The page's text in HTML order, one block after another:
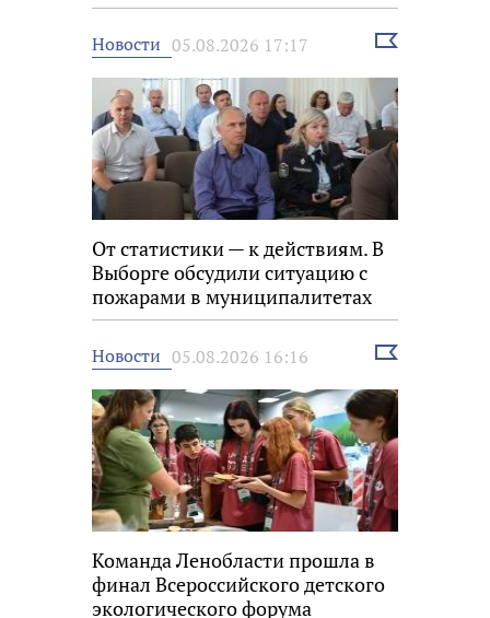
Новости 05.08.2026 17:17
Выбрать
От статистики — к действиям. В
Выборге обсудили ситуацию с
пожарами в муниципалитетах
Новости 05.08.2026 16:16
Выбрать
Команда Ленобласти прошла в
финал Всероссийского детского
экологического форума